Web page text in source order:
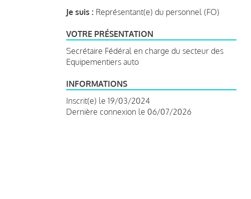
Je suis : Représentant(e) du personnel (FO)
VOTRE PRÉSENTATION
Secrétaire Fédéral en charge du secteur des
Equipementiers auto
INFORMATIONS
Inscrit(e) le 19/03/2024
Dernière connexion le 06/07/2026